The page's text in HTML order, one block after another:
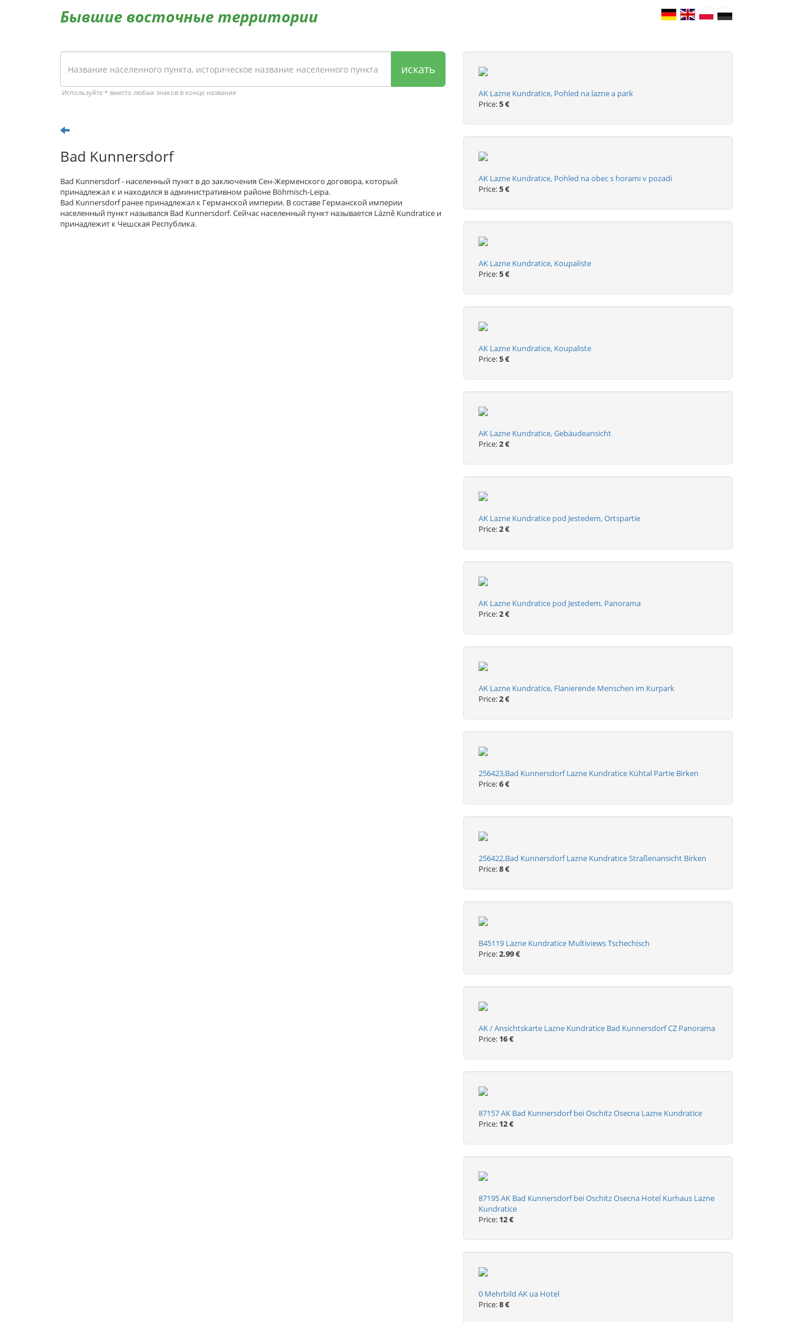
Бывшие восточные территории
искать
Используйте * вместо любых знаков в конце названия
Bad Kunnersdorf
Bad Kunnersdorf - населенный пункт в до заключения Сен-Жерменского договора, который
принадлежал к и находился в административном районе Böhmisch-Leipa.
Bad Kunnersdorf ранее принадлежал к Германской империи. В составе Германской империи
населенный пункт назывался Bad Kunnersdorf. Сейчас населенный пункт называется Lázně Kundratice и
принадлежит к Чешская Республика.
AK Lazne Kundratice, Pohled na lazne a park
Price:5 €
AK Lazne Kundratice, Pohled na obec s horami v pozadi
Price:5 €
AK Lazne Kundratice, Koupaliste
Price:5 €
AK Lazne Kundratice, Koupaliste
Price:5 €
AK Lazne Kundratice, Gebäudeansicht
Price:2 €
AK Lazne Kundratice pod Jestedem, Ortspartie
Price:2 €
AK Lazne Kundratice pod Jestedem, Panorama
Price:2 €
AK Lazne Kundratice, Flanierende Menschen im Kurpark
Price:2 €
256423,Bad Kunnersdorf Lazne Kundratice Kühtal Partie Birken
Price:6 €
256422,Bad Kunnersdorf Lazne Kundratice Straßenansicht Birken
Price:8 €
B45119 Lazne Kundratice Multiviews Tschechisch
Price:2.99 €
AK / Ansichtskarte Lazne Kundratice Bad Kunnersdorf CZ Panorama
Price: 16 €
87157 AK Bad Kunnersdorf bei Oschitz Osecna Lazne Kundratice
Price: 12 €
87195 AK Bad Kunnersdorf bei Oschitz Osecna Hotel Kurhaus Lazne
Kundratice
Price: 12 €
0 Mehrbild AK ua Hotel
Price:8 €